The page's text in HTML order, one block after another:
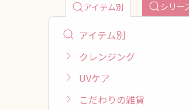
アイテム別 シリー
アイテム別
クレンジング
UVケア
こだわりの雑貨